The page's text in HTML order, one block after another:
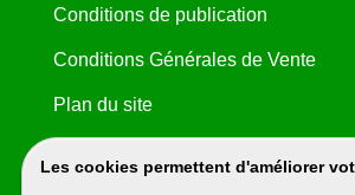
Les cookies permettent d'améliorer
Conditions de publication
Conditions Générales de Vente
Plan du site